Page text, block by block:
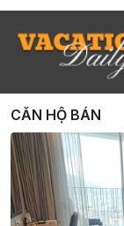
CĂN HỘ BÁN